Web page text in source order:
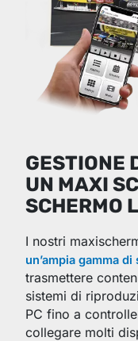
GESTIONE
UN MAXI
SCHERMO
I nostri
un’ampia gamma
trasmettere
sistemi di
PC fino a
collegare molti